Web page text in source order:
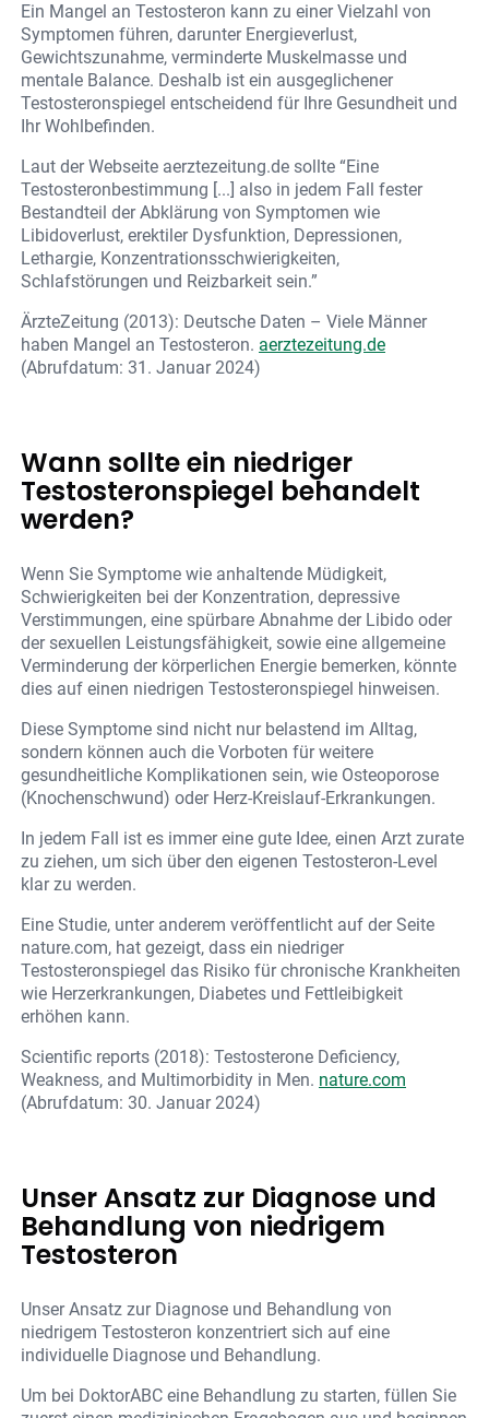
Ein Mangel an Testosteron kann zu einer Vielzahl von
Symptomen führen, darunter Energieverlust,
Gewichtszunahme, verminderte Muskelmasse und
mentale Balance. Deshalb ist ein ausgeglichener
Testosteronspiegel entscheidend für Ihre Gesundheit und
Ihr Wohlbefinden.
Laut der Webseite aerztezeitung.de sollte “Eine
Testosteronbestimmung [...] also in jedem Fall fester
Bestandteil der Abklärung von Symptomen wie
Libidoverlust, erektiler Dysfunktion, Depressionen,
Lethargie, Konzentrationsschwierigkeiten,
Schlafstörungen und Reizbarkeit sein.”
ÄrzteZeitung (2013): Deutsche Daten – Viele Männer
haben Mangel an Testosteron. aerztezeitung.de
(Abrufdatum: 31. Januar 2024)
Wann sollte ein niedriger
Testosteronspiegel behandelt
werden?
Wenn Sie Symptome wie anhaltende Müdigkeit,
Schwierigkeiten bei der Konzentration, depressive
Verstimmungen, eine spürbare Abnahme der Libido oder
der sexuellen Leistungsfähigkeit, sowie eine allgemeine
Verminderung der körperlichen Energie bemerken, könnte
dies auf einen niedrigen Testosteronspiegel hinweisen.
Diese Symptome sind nicht nur belastend im Alltag,
sondern können auch die Vorboten für weitere
gesundheitliche Komplikationen sein, wie Osteoporose
(Knochenschwund) oder Herz-Kreislauf-Erkrankungen.
In jedem Fall ist es immer eine gute Idee, einen Arzt zurate
zu ziehen, um sich über den eigenen Testosteron-Level
klar zu werden.
Eine Studie, unter anderem veröffentlicht auf der Seite
nature.com, hat gezeigt, dass ein niedriger
Testosteronspiegel das Risiko für chronische Krankheiten
wie Herzerkrankungen, Diabetes und Fettleibigkeit
erhöhen kann.
Scientific reports (2018): Testosterone Deficiency,
Weakness, and Multimorbidity in Men. nature.com
(Abrufdatum: 30. Januar 2024)
Unser Ansatz zur Diagnose und
Behandlung von niedrigem
Testosteron
Unser Ansatz zur Diagnose und Behandlung von
niedrigem Testosteron konzentriert sich auf eine
individuelle Diagnose und Behandlung.
Um bei DoktorABC eine Behandlung zu starten, füllen Sie